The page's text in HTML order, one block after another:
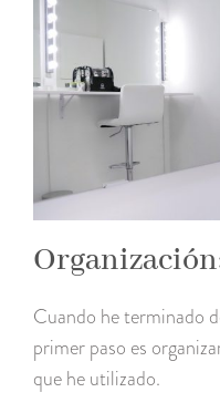
Cuando he terminado
primer paso es
que he utilizado.